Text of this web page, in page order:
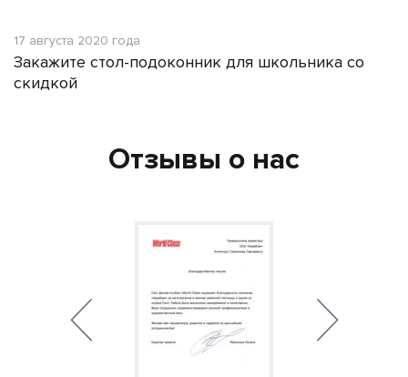
17 августа 2020 года
Закажите стол-подоконник для школьника со
скидкой
Отзывы о нас